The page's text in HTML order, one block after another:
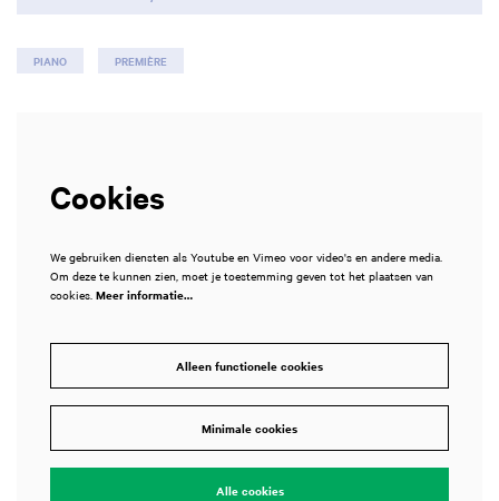
PIANO PREMIÈRE
Cookies
We gebruiken diensten als Youtube en Vimeo voor video's en andere media.
Om deze te kunnen zien, moet je toestemming geven tot het plaatsen van
cookies. Meer informatie…
Alleen functionele cookies
Minimale cookies
Alle cookies